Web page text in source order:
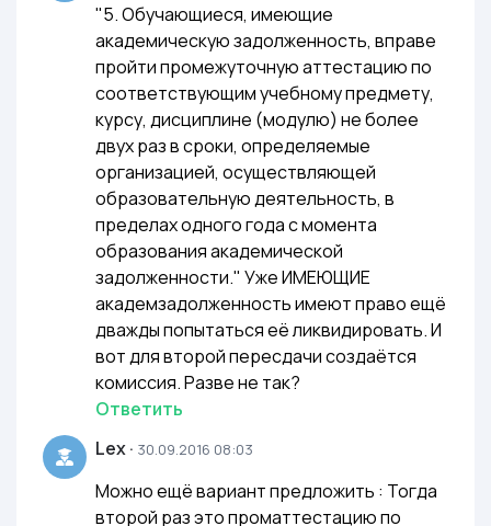
"5. Обучающиеся, имеющие
академическую задолженность, вправе
пройти промежуточную аттестацию по
соответствующим учебному предмету,
курсу, дисциплине (модулю) не более
двух раз в сроки, определяемые
организацией, осуществляющей
образовательную деятельность, в
пределах одного года с момента
образования академической
задолженности." Уже ИМЕЮЩИЕ
академзадолженность имеют право ещё
дважды попытаться её ликвидировать. И
вот для второй пересдачи создаётся
комиссия. Разве не так?
Ответить
Lex· 30.09.2016 08:03
Можно ещё вариант предложить : Тогда
второй раз это проматтестацию по